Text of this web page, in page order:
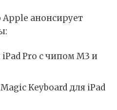
Apple анонсирует
Pro с чипом M3 и
Keyboard для iPad